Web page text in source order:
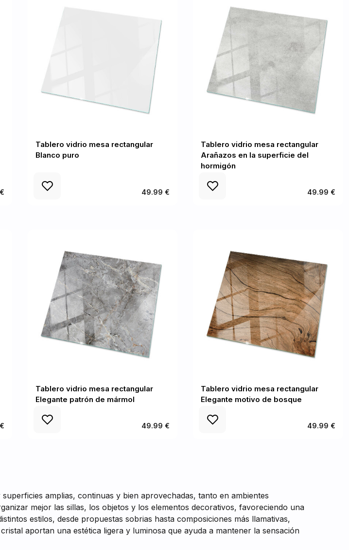
Tablero vidrio mesa rectangular
Blanco puro
49.99 €
Tablero vidrio mesa rectangular
Arañazos en la superficie del
hormigón
49.99 €
Tablero vidrio mesa rectangular
Elegante patrón de mármol
49.99 €
Tablero vidrio mesa rectangular
Elegante motivo de bosque
49.99 €
amplias, continuas y bien aprovechadas, tanto en ambientes
mejor las sillas, los objetos y los elementos decorativos, favoreciendo una
estilos, desde propuestas sobrias hasta composiciones más llamativas,
aportan una estética ligera y luminosa que ayuda a mantener la sensación